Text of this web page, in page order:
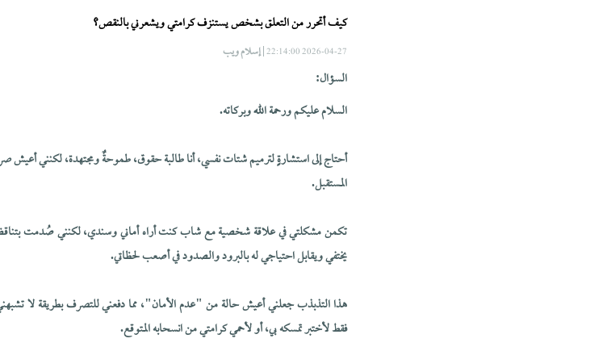
كيف أتحرر من التعلق بشخص يستنزف كرامتي ويشعرني بالنقص؟
2026-04-27 22:14:00 | إسلام ويب
السؤال:
السلام عليكم ورحمة الله وبركاته.
أحتاج إلى استشارةٍ لترميم شتات نفسي، أنا طالبة حقوق، طموحةٌ ومجتهدة، لكنني أعيش
المستقبل.
تكمن مشكلتي في علاقة شخصية مع شاب كنت أراه أماني وسندي، لكنني صُدمت بتناقضات
يختفي ويقابل احتياجي له بالبرود والصدود في أصعب لحظاتي.
هذا التذبذب جعلني أعيش حالة من "عدم الأمان"، مما دفعني للتصرف بطريقة لا
فقط لأختبر تمسكه بي، أو لأحمي كرامتي من انسحابه المتوقع.